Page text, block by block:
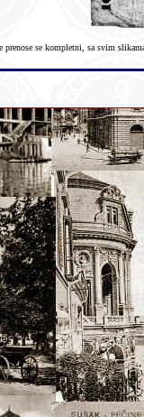
prenose se kompletni, sa svim